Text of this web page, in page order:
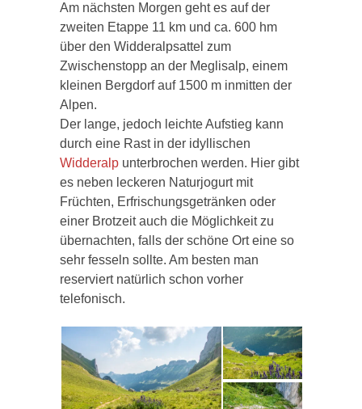
Am nächsten Morgen geht es auf der
zweiten Etappe 11 km und ca. 600 hm
über den Widderalpsattel zum
Zwischenstopp an der Meglisalp, einem
kleinen Bergdorf auf 1500 m inmitten der
Alpen.
Der lange, jedoch leichte Aufstieg kann
durch eine Rast in der idyllischen
Widderalp unterbrochen werden. Hier gibt
es neben leckeren Naturjogurt mit
Früchten, Erfrischungsgetränken oder
einer Brotzeit auch die Möglichkeit zu
übernachten, falls der schöne Ort eine so
sehr fesseln sollte. Am besten man
reserviert natürlich schon vorher
telefonisch.